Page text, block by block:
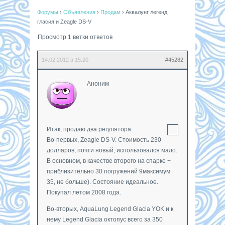
Форумы › Объявления › Продам › Аквалунг легенд
гласия и Zeagle DS-V
Просмотр 1 ветки ответов
14.02.2012 в 15:20 #45282
Аноним
Итак, продаю два регулятора.
Во-первых, Zeagle DS-V. Стоимость 230
долларов, почти новый, использовался мало.
В основном, в качестве второго на спарке +
приблизительно 30 погружений 9максимум
35, не больше). Состояние идеальное.
Покупал летом 2008 года.
Во-вторых, AquaLung Legend Glacia YOK и к
нему Legend Glacia октопус всего за 350